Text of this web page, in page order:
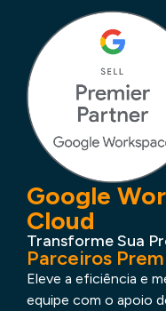
Google
Cloud
Transforme Sua
Parceiros
Eleve a eficiência e
equipe com o apoio